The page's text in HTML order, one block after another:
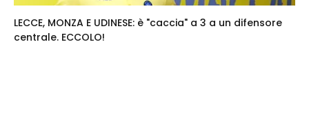
LECCE, MONZA E UDINESE: è "caccia" a 3 a un difensore
centrale. ECCOLO!